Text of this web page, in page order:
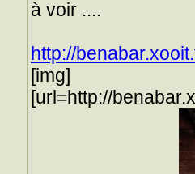
à voir ....
http://
[img]
[url=http://